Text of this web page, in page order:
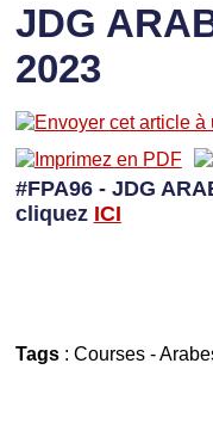
JDG
2023
#FPA96 - JDG
cliquez ICI
Tags: Courses-